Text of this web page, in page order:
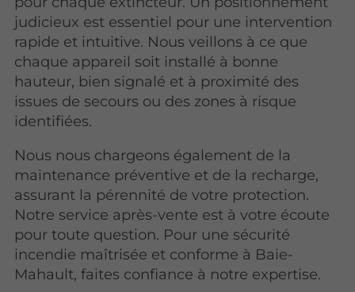
judicieux est essentiel pour une intervention
rapide et intuitive. Nous veillons à ce que
chaque appareil soit installé à bonne
hauteur, bien signalé et à proximité des
issues de secours ou des zones à risque
identifiées.
Nous nous chargeons également de la
maintenance préventive et de la recharge,
assurant la pérennité de votre protection.
Notre service après-vente est à votre écoute
pour toute question. Pour une sécurité
incendie maîtrisée et conforme à Baie-
Mahault, faites confiance à notre expertise.